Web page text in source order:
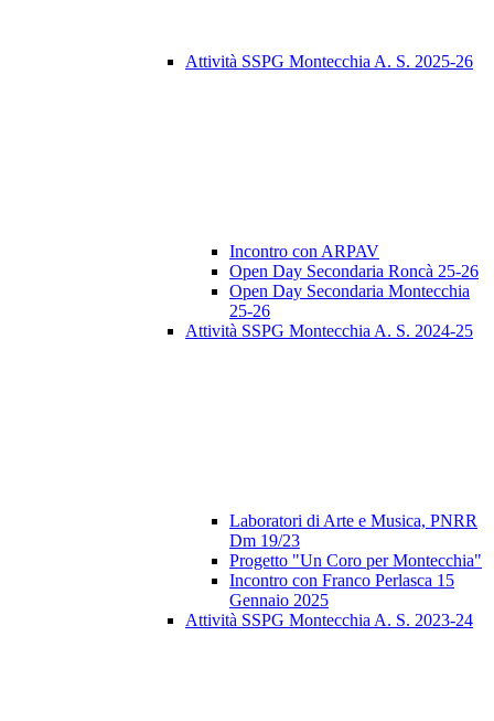
Attività SSPG Montecchia A. S. 2025-26
Incontro con ARPAV
Open Day Secondaria Roncà 25-26
Open Day Secondaria Montecchia
25-26
Attività SSPG Montecchia A. S. 2024-25
Laboratori di Arte e Musica, PNRR
Dm 19/23
Progetto "Un Coro per Montecchia"
Incontro con Franco Perlasca 15
Gennaio 2025
Attività SSPG Montecchia A. S. 2023-24